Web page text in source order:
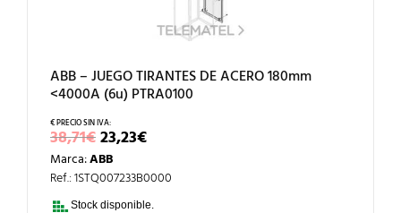
ABB – JUEGO TIRANTES DE ACERO 180mm
<4000A (6u) PTRA0100
38,71€EL
PRECIO
ORIGINAL
ERA:
38,71€.
23,23€EL
PRECIO
ES:
Marca:ABB
Ref.: 1STQ007233B0000
Stock disponible.